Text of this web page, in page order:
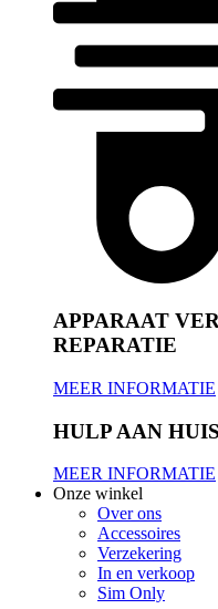
APPARAAT
REPARATIE
MEER INFORMATIE
HULP AAN HUIS
MEER INFORMATIE
Onze winkel
Over ons
Accessoires
Verzekering
In en verkoop
Sim Only